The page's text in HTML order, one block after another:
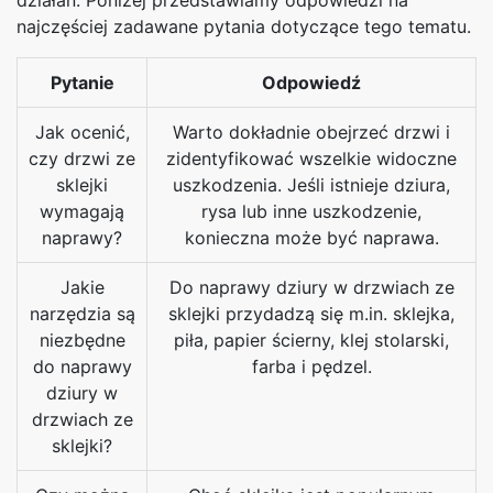
najczęściej zadawane pytania dotyczące tego tematu.
Pytanie Odpowiedź
Jak ocenić,
czy drzwi ze
sklejki
wymagają
naprawy?
Warto dokładnie obejrzeć drzwi i
zidentyfikować wszelkie widoczne
uszkodzenia. Jeśli istnieje dziura,
rysa lub inne uszkodzenie,
konieczna może być naprawa.
Jakie
narzędzia są
niezbędne
do naprawy
dziury w
drzwiach ze
sklejki?
Do naprawy dziury w drzwiach ze
sklejki przydadzą się m.in. sklejka,
piła, papier ścierny, klej stolarski,
farba i pędzel.